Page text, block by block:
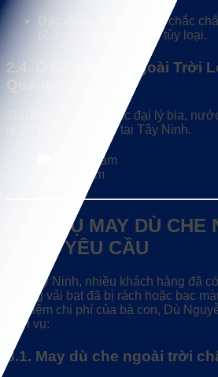
Đặc điểm:
Khung thép chắc
phủ từ 9m2 đến 36m2 tùy loại.
2.4. Ô Che Nắng Ngoài Trời
Quảng Cáo)
Thường dùng cho các đại lý bia,
quán tạp hóa nhỏ lẻ tại Tây Ninh.
Dù lệch tâm
DỊCH VỤ MAY DÙ CHE
THEO YÊU CẦU
Tại Tây Ninh, nhiều khách hàng đã
nhưng vải bạt đã bị rách hoặc bạc
tiết kiệm chi phí của bà con, Dù
dịch vụ:
3.1. May dù che ngoài trời